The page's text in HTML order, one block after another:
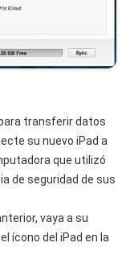
transferir datos
su nuevo iPad a
que utilizó
de seguridad de sus
vaya a su
ícono del iPad en la